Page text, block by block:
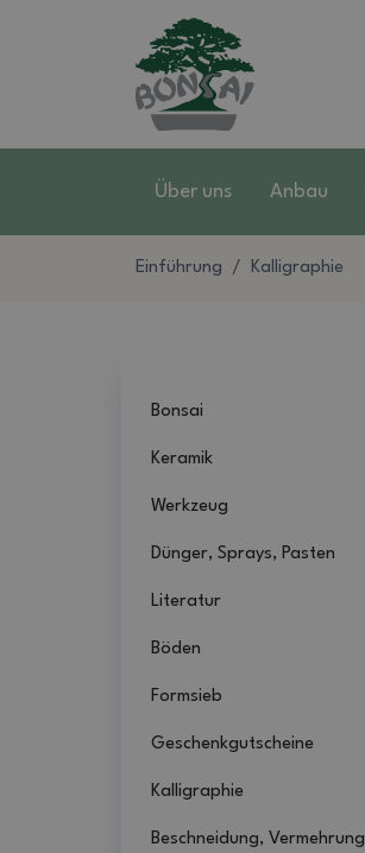
Über uns Anbau
Einführung Kalligraphie
Bonsai
Keramik
Werkzeug
Dünger, Sprays, Pasten
Literatur
Böden
Formsieb
Geschenkgutscheine
Kalligraphie
Beschneidung, Vermehrung